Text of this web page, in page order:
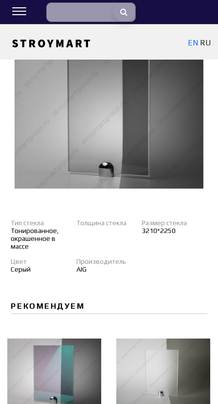
EN RU
Тип стекла
Тонированное,
окрашенное в
массе
Толщина стекла
Размер стекла
3210*2250
Цвет
Серый
Производитель
AIG
РЕКОМЕНДУЕМ